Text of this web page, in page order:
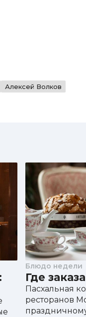
Алексей Волков
Блюдо недели
Где
Пасхальная
ресторанов